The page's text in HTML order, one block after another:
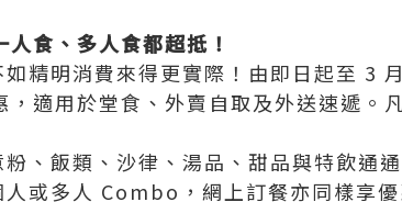
食、多人食都超抵！
精明消費來得更實際！由即日起至 3
，適用於堂食、外賣自取及外送速遞。
、飯類、沙律、湯品、甜品與特飲通
或多人 Combo，網上訂餐亦同樣享